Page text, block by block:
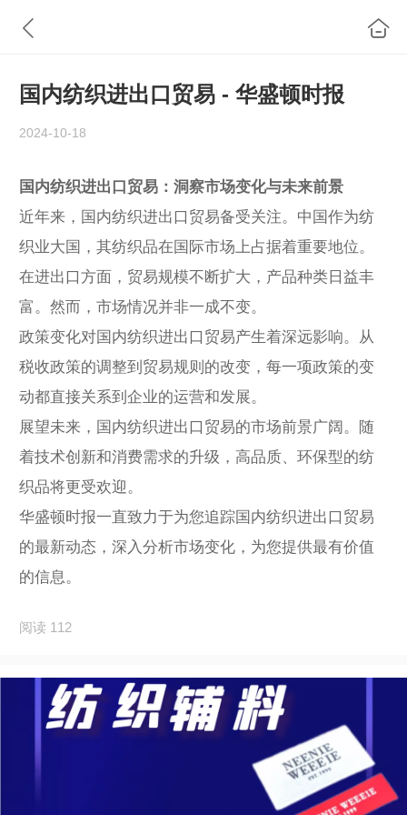
国内纺织进出口贸易 - 华盛顿时报
2024-10-18
国内纺织进出口贸易：洞察市场变化与未来前景
近年来，国内纺织进出口贸易备受关注。中国作为纺
织业大国，其纺织品在国际市场上占据着重要地位。
在进出口方面，贸易规模不断扩大，产品种类日益丰
富。然而，市场情况并非一成不变。
政策变化对国内纺织进出口贸易产生着深远影响。从
税收政策的调整到贸易规则的改变，每一项政策的变
动都直接关系到企业的运营和发展。
展望未来，国内纺织进出口贸易的市场前景广阔。随
着技术创新和消费需求的升级，高品质、环保型的纺
织品将更受欢迎。
华盛顿时报一直致力于为您追踪国内纺织进出口贸易
的最新动态，深入分析市场变化，为您提供最有价值
的信息。
阅读 112